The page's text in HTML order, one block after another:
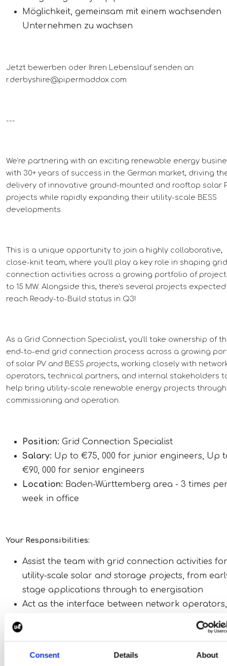
Consent Details About
Möglichkeit, gemeinsam mit einem wachsenden
Unternehmen zu wachsen
Jetzt bewerben oder Ihren Lebenslauf senden an:
r.derbyshire@pipermaddox.com
---
We’re partnering with an exciting renewable energy
with 30+ years of success in the German market, driving
delivery of innovative ground-mounted and rooftop solar
projects while rapidly expanding their utility-scale BESS
developments.
This is a unique opportunity to join a highly collaborative,
close-knit team, where you’ll play a key role in shaping grid
connection activities across a growing portfolio of
to 15 MW. Alongside this, there's several projects
reach Ready-to-Build status in Q3!
As a Grid Connection Specialist, you’ll take ownership of
end-to-end grid connection process across a growing
of solar PV and BESS projects, working closely with
operators, technical partners, and internal stakeholders
help bring utility-scale renewable energy projects
commissioning and operation.
Position: Grid Connection Specialist
Salary: Up to €75, 000 for junior engineers, Up
€90, 000 for senior engineers
Location: Baden-Württemberg area - 3 times
week in office
Your Responsibilities:
Assist the team with grid connection activities for
utility-scale solar and storage projects, from
stage applications through to energisation
Act as the interface between network operators,
technical consultants, certification bodies, and
connection documentation, and project